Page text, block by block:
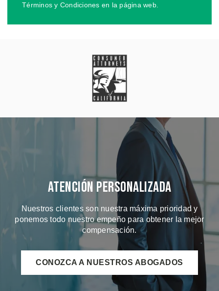
Términos y Condiciones en la página web.
Atención Personalizada
Nuestros clientes son nuestra máxima prioridad y
ponemos todo nuestro empeño para obtener la mejor
compensación.
CONOZCA A NUESTROS ABOGADOS